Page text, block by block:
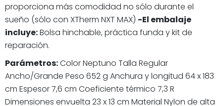
proporciona más comodidad no sólo durante el
sueño (sólo con XTherm NXT MAX) -El embalaje
incluye:Bolsa hinchable, práctica funda y kit de
reparación.
Parámetros:Color Neptuno Talla Regular
Ancho/Grande Peso 652 g Anchura y longitud 64 x 183
cm Espesor 7,6 cm Coeficiente térmico 7,3 R
Dimensiones envuelta 23 x 13 cm Material Nylon de alta